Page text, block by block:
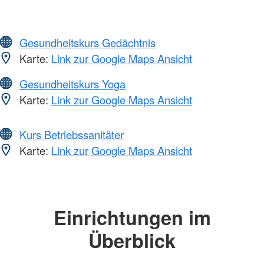
Gesundheitskurs Gedächtnis
Karte: Link zur Google Maps Ansicht
Gesundheitskurs Yoga
Karte: Link zur Google Maps Ansicht
Kurs Betriebssanitäter
Karte: Link zur Google Maps Ansicht
Einrichtungen im
Überblick